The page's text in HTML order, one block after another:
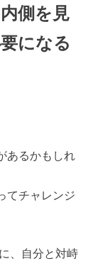
側を見
になる
あるかもしれ
てチャレンジ
、自分と対峙